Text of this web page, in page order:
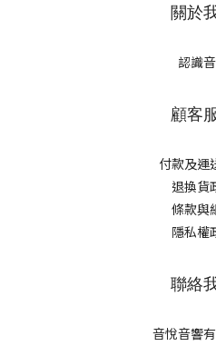
關於
認識
顧客
付款及運
退換貨
條款與
隱私權
聯絡
音悅音響